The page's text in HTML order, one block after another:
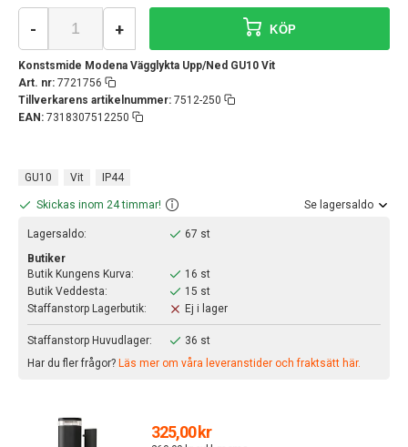
Konstsmide Modena Vägglykta Upp/Ned GU10 Vit
Art. nr: 7721756
Tillverkarens artikelnummer: 7512-250
EAN: 7318307512250
- + KÖP
GU10 Vit IP44
Skickas inom 24 timmar! Se lagersaldo
Lagersaldo:
67 st
Butiker
Butik Kungens Kurva:
16 st
Butik Veddesta:
15 st
Staffanstorp Lagerbutik:
Ej i lager
Staffanstorp Huvudlager:
36 st
Har du fler frågor? Läs mer om våra leveranstider och fraktsätt här.
325,00 kr